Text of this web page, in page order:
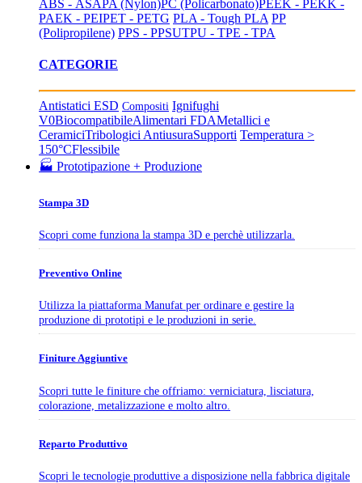
ABS - ASAPA (Nylon)PC (Policarbonato)PEEK - PEKK -
PAEK - PEIPET - PETG PLA - Tough PLA PP
(Polipropilene) PPS - PPSUTPU - TPE - TPA
CATEGORIE
Antistatici ESD Compositi Ignifughi
V0BiocompatibileAlimentari FDAMetallici e
CeramiciTribologici AntiusuraSupporti Temperatura >
150°CFlessibile
🏭 Prototipazione + Produzione
Stampa 3D
Scopri come funziona la stampa 3D e perchè utilizzarla.
Preventivo Online
Utilizza la piattaforma Manufat per ordinare e gestire la
produzione di prototipi e le produzioni in serie.
Finiture Aggiuntive
Scopri tutte le finiture che offriamo: verniciatura, lisciatura,
colorazione, metalizzazione e molto altro.
Reparto Produttivo
Scopri le tecnologie produttive a disposizione nella fabbrica digitale